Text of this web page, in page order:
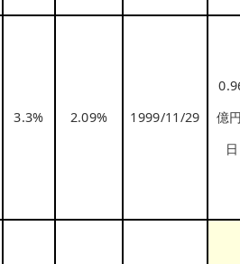
3.3% 2.09% 1999/11/29
億
日